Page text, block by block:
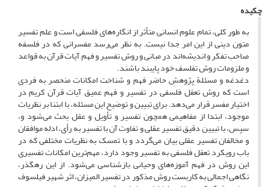
چکیده
به طور کلی، تمام علوم انسانی متأثر از انگاره‌های فلسفی است و علم تفسیر
متون دینی از این امر جدا نیست. به نظر می‌رسد مفسرانی که در فلسفه
صاحب تفکر و اندیشه‌اند در مبانی و روش تفسیر و فهم آیات قرآن به قواعد
و ملزومات روش تفلسف خود پایبند باشند.
دغدغه و مسئلة پژوهشِ حاضر فهم و شناخت امکانات منحصر به فردی
است که روش تعقل فلسفی در تفسیر و فهم عمیق آیات قرآن کریم در
اختیار مفسر قرار می‌دهد. برای تبیین و توضیح این مسئله، با ابتنا بر نظریات
موجود، ابتدا از مفاهیمی همچون تفسیر و تأویل و عقل بحث می‌شود و،
سپس، با تبیین دقیق تفسیر عقلی و تفاوت آن با تفسیر به رأی، ادله موافقان
و مخالفان تفسیر عقلی بیان می‌گردد و با تمسک به نظریات مختلفی که در
باب رویکرد تعقل فلسفی به تفسیر وجود دارد، مهم‌ترین امکانات تفسیری
این روش در فهم آموزه‌های وحیانی بازشناسی می‌شود. از این رهگذر،
نگاهی اجمالی به کاربست روش مذکور در تفسیر المیزان، اثر شهیر فیلسوف